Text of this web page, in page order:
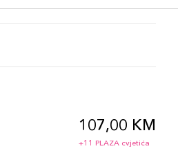
107,00 KM
+11 PLAZA cvjetića